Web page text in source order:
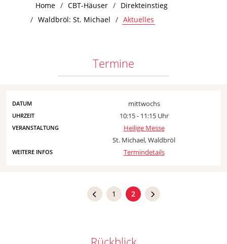
Leistungen
Qualität
Kontakt
Home CBT-Häuser
Direkteinstieg
Waldbröl: St. Michael
Aktuelles
Termine
mittwochs
10:15 - 11:15 Uhr
Heilige Messe
St. Michael, Waldbröl
Termindetails
1 2